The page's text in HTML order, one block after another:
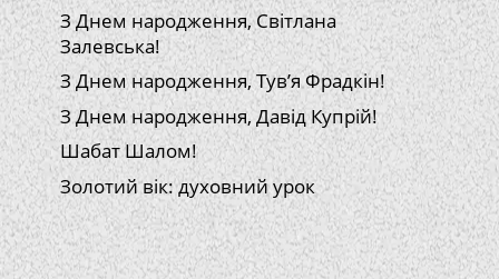
З Днем народження, Світлана
Залевська!
З Днем народження, Тув’я Фрадкін!
З Днем народження, Давід Купрій!
Шабат Шалом!
Золотий вік: духовний урок